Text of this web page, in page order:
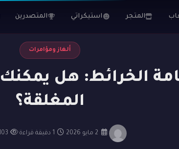
المتجر استيكراتي المتصدرين هل يمكنك حل جريمة الغرفة المغلقة؟
ألغاز ومؤامرات
الخرائط: هل
المغلقة؟
·
·
·